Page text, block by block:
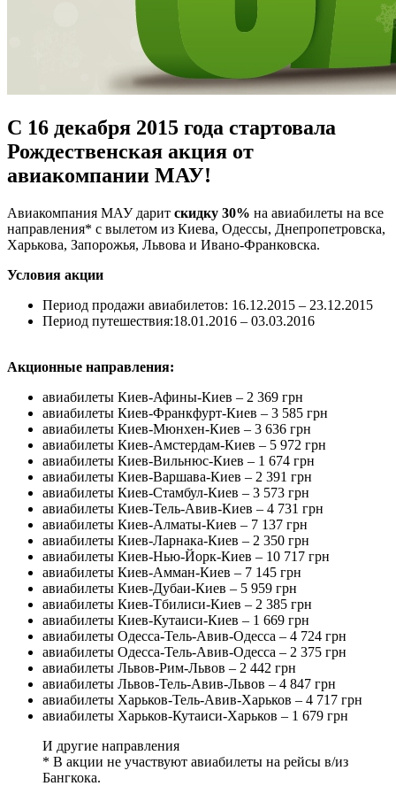
С 16 декабря 2015 года стартовала
Рождественская акция от
авиакомпании МАУ!
Авиакомпания МАУ дарит скидку 30% на авиабилеты на все
направления* с вылетом из Киева, Одессы, Днепропетровска,
Харькова, Запорожья, Львова и Ивано-Франковска.
Условия акции
Период продажи авиабилетов: 16.12.2015 – 23.12.2015
Период путешествия:18.01.2016 – 03.03.2016
Акционные направления:
авиабилеты Киев-Афины-Киев – 2 369 грн
авиабилеты Киев-Франкфурт-Киев – 3 585 грн
авиабилеты Киев-Мюнхен-Киев – 3 636 грн
авиабилеты Киев-Амстердам-Киев – 5 972 грн
авиабилеты Киев-Вильнюс-Киев – 1 674 грн
авиабилеты Киев-Варшава-Киев – 2 391 грн
авиабилеты Киев-Стамбул-Киев – 3 573 грн
авиабилеты Киев-Тель-Авив-Киев – 4 731 грн
авиабилеты Киев-Алматы-Киев – 7 137 грн
авиабилеты Киев-Ларнака-Киев – 2 350 грн
авиабилеты Киев-Нью-Йорк-Киев – 10 717 грн
авиабилеты Киев-Амман-Киев – 7 145 грн
авиабилеты Киев-Дубаи-Киев – 5 959 грн
авиабилеты Киев-Тбилиси-Киев – 2 385 грн
авиабилеты Киев-Кутаиси-Киев – 1 669 грн
авиабилеты Одесса-Тель-Авив-Одесса – 4 724 грн
авиабилеты Одесса-Тель-Авив-Одесса – 2 375 грн
авиабилеты Львов-Рим-Львов – 2 442 грн
авиабилеты Львов-Тель-Авив-Львов – 4 847 грн
авиабилеты Харьков-Тель-Авив-Харьков – 4 717 грн
авиабилеты Харьков-Кутаиси-Харьков – 1 679 грн
И другие направления
* В акции не участвуют авиабилеты на рейсы в/из
Бангкока.